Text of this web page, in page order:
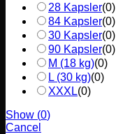
28 Kapsler(0)
84 Kapsler(0)
30 Kapsler(0)
90 Kapsler(0)
M (18 kg)(0)
L (30 kg)(0)
XXXL(0)
Show (0)
Cancel